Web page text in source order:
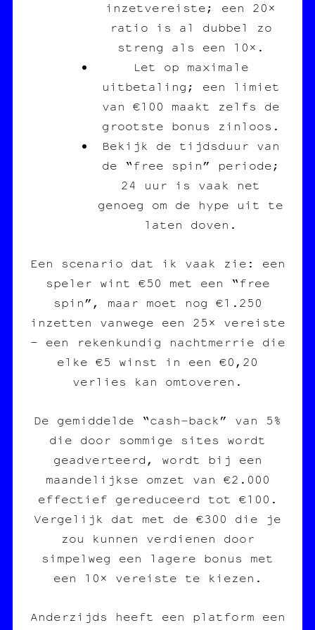
inzetvereiste; een 20×
ratio is al dubbel zo
streng als een 10×.
Let op maximale
uitbetaling; een limiet
van €100 maakt zelfs de
grootste bonus zinloos.
Bekijk de tijdsduur van
de “free spin” periode;
24 uur is vaak net
genoeg om de hype uit te
laten doven.
Een scenario dat ik vaak zie: een
speler wint €50 met een “free
spin”, maar moet nog €1.250
inzetten vanwege een 25× vereiste
– een rekenkundig nachtmerrie die
elke €5 winst in een €0,20
verlies kan omtoveren.
De gemiddelde “cash‑back” van 5%
die door sommige sites wordt
geadverteerd, wordt bij een
maandelijkse omzet van €2.000
effectief gereduceerd tot €100.
Vergelijk dat met de €300 die je
zou kunnen verdienen door
simpelweg een lagere bonus met
een 10× vereiste te kiezen.
Anderzijds heeft een platform een